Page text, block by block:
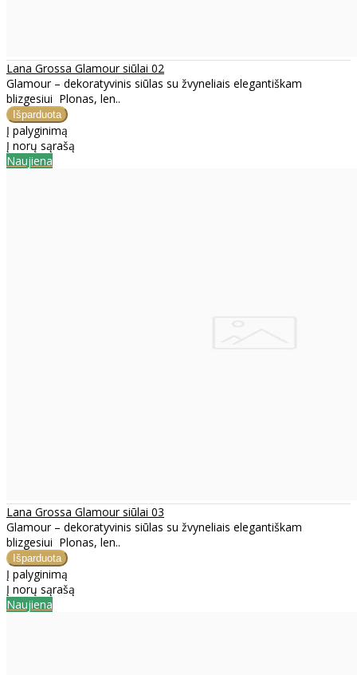
Lana Grossa Glamour siūlai 02
Glamour – dekoratyvinis siūlas su žvyneliais elegantiškam
blizgesiui Plonas, len..
Į palyginimą
Į norų sąrašą
Naujiena
Lana Grossa Glamour siūlai 03
Glamour – dekoratyvinis siūlas su žvyneliais elegantiškam
blizgesiui Plonas, len..
Į palyginimą
Į norų sąrašą
Naujiena